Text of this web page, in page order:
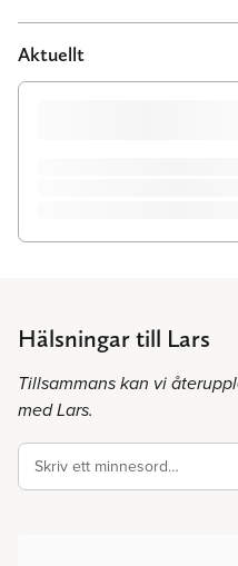
Aktuellt
Hälsningar till Lars
Tillsammans kan vi
med Lars.
Skriv ett minnesord…